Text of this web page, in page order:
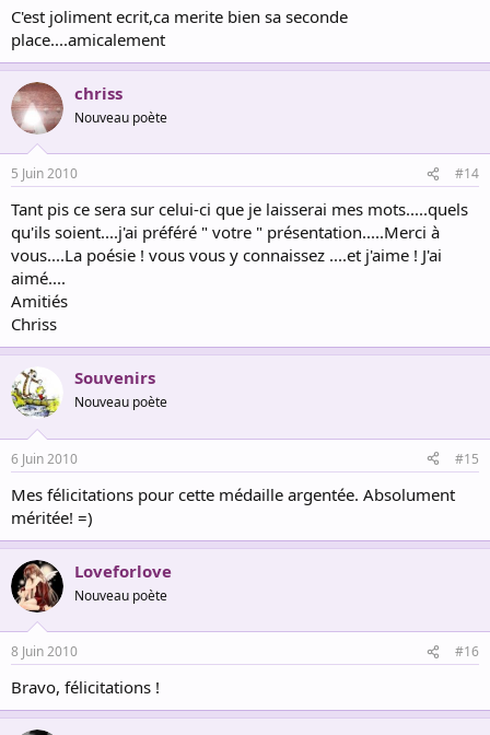
C'est joliment ecrit,ca merite bien sa seconde
place....amicalement
chriss
Nouveau poète
5 Juin 2010 #14
Tant pis ce sera sur celui-ci que je laisserai mes mots.....quels
qu'ils soient....j'ai préféré " votre " présentation.....Merci à
vous....La poésie ! vous vous y connaissez ....et j'aime ! J'ai
aimé....
Amitiés
Chriss
Souvenirs
Nouveau poète
6 Juin 2010 #15
Mes félicitations pour cette médaille argentée. Absolument
méritée! =)
Loveforlove
Nouveau poète
8 Juin 2010 #16
Bravo, félicitations !